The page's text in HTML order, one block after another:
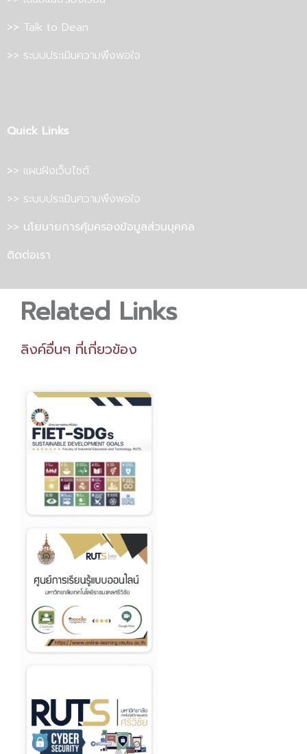
>> Talk to Dean
>> ระบบประเมินความพึงพอใจ
Quick Links
>> แผนฝังเว็บไซต์
>> ระบบประเมินความพึงพอใจ
>> นโยบายการคุ้มครองข้อมูลส่วนบุคคล
ติดต่อเรา
Related Links
ลิงค์อื่นๆ ที่เกี่ยวข้อง